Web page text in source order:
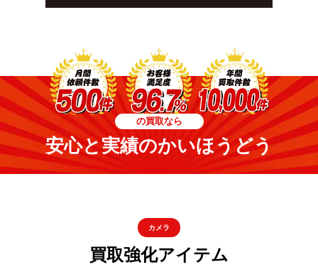
の買取なら
安心と実績のかいほうどう
カメラ
買取強化アイテム